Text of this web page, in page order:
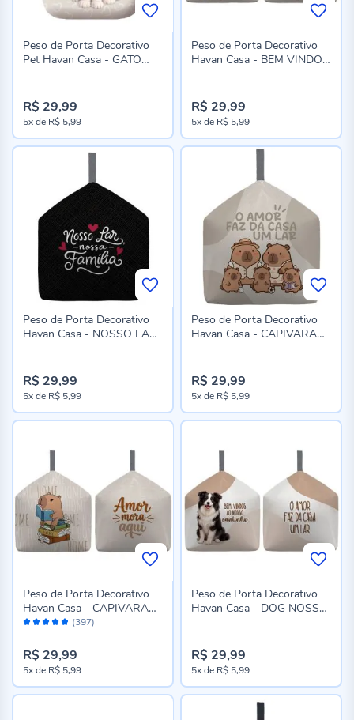
Peso de Porta Decorativo
Pet Havan Casa - GATO
R$ 29,99
5xde R$ 5,99
Peso de Porta Decorativo
Havan Casa - BEM VINDO
R$ 29,99
5xde R$ 5,99
Peso de Porta Decorativo
Havan Casa - NOSSO LAR
R$ 29,99
5xde R$ 5,99
Peso de Porta Decorativo
Havan Casa - CAPIVARA
R$ 29,99
5xde R$ 5,99
Avaliação: (397)
Peso de Porta Decorativo
Havan Casa - CAPIVARA
HOME
R$ 29,99
5xde R$ 5,99
Peso de Porta Decorativo
Havan Casa - DOG NOSSO
R$ 29,99
5xde R$ 5,99